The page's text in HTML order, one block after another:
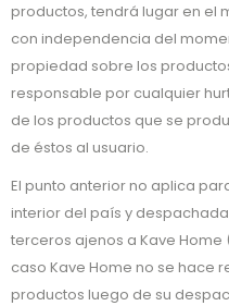
productos, tendrá lugar en el
con independencia del
propiedad sobre los
responsable por cualquier
de los productos que se
de éstos al usuario.
El punto anterior no aplica
interior del país y
terceros ajenos a Kave Home
caso Kave Home no se hace
productos luego de su